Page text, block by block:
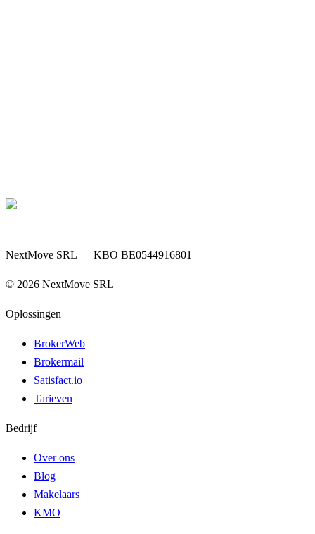
NextMove SRL — KBO BE0544916801
© 2026 NextMove SRL
Oplossingen
BrokerWeb
Brokermail
Satisfact.io
Tarieven
Bedrijf
Over ons
Blog
Makelaars
KMO